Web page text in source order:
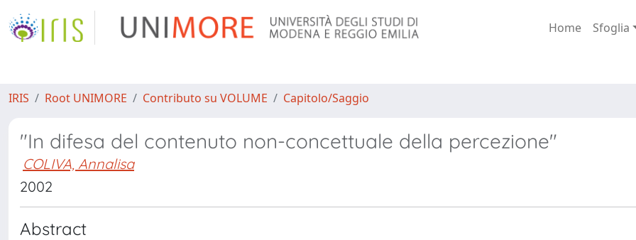
Home Sfoglia
IRIS Root UNIMORE Contributo su VOLUME Capitolo/Saggio
"In difesa del contenuto non-concettuale della percezione"
COLIVA, Annalisa
2002
Abstract